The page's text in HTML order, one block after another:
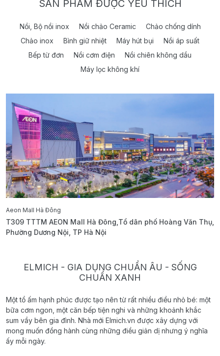
SẢN PHẨM ĐƯỢC YÊU THÍCH
Nồi, Bộ nồi inox Nồi chảo Ceramic
Chảo chống dính
Chảo inox
Bình giữ nhiệt Máy hút bụi
Nồi áp suất
Bếp từ đơn
Nồi cơm điện
Nồi chiên không dầu
Máy lọc không khí
Aeon Mall Hà Đông
T309 TTTM AEON Mall Hà Đông,Tổ dân phố Hoàng Văn Thụ,
Phường Dương Nội, TP Hà Nội
ELMICH - GIA DỤNG CHUẨN ÂU - SỐNG
CHUẨN XANH
Một tổ ấm hạnh phúc được tạo nên từ rất nhiều điều nhỏ bé: một
bữa cơm ngon, một căn bếp tiện nghi và những khoảnh khắc
sum vầy bên gia đình. Nhà mới Elmich.vn được xây dựng với
mong muốn đồng hành cùng những điều giản dị nhưng ý nghĩa
ấy mỗi ngày.